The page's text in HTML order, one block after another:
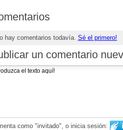
hay comentarios todavía. Sé el primero!
un comentario
como "invitado", o inicia sesión: